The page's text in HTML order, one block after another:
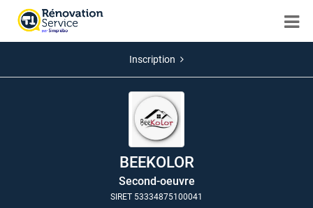
Inscription
BEEKOLOR
Second-oeuvre
SIRET 53334875100041